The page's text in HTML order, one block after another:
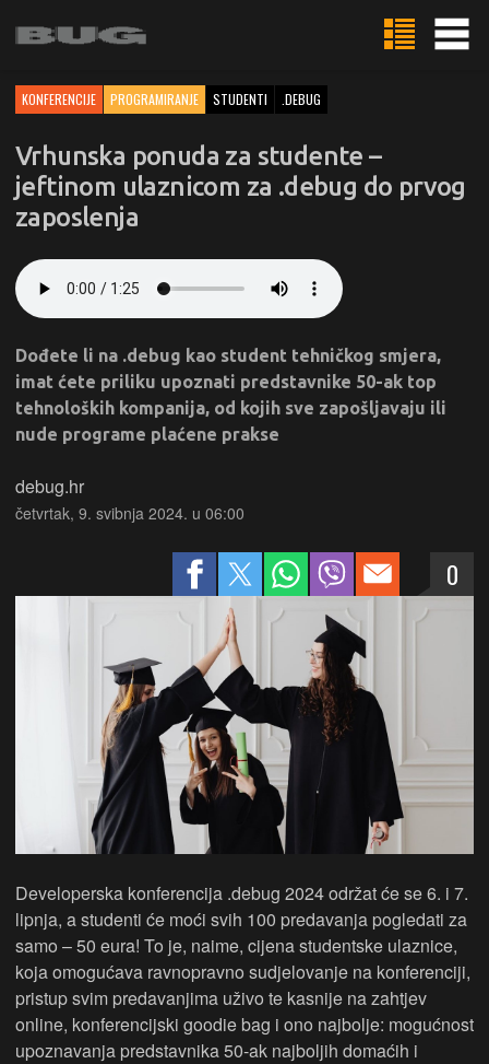
KONFERENCIJE PROGRAMIRANJE STUDENTI .DEBUG
Vrhunska ponuda za studente –
jeftinom ulaznicom za .debug do prvog
zaposlenja
Dođete li na .debug kao student tehničkog smjera,
imat ćete priliku upoznati predstavnike 50-ak top
tehnoloških kompanija, od kojih sve zapošljavaju ili
nude programe plaćene prakse
debug.hr
četvrtak, 9. svibnja 2024. u 06:00
0
Developerska konferencija .debug 2024 održat će se 6. i 7.
lipnja, a studenti će moći svih 100 predavanja pogledati za
samo – 50 eura! To je, naime, cijena studentske ulaznice,
koja omogućava ravnopravno sudjelovanje na konferenciji,
pristup svim predavanjima uživo te kasnije na zahtjev
online, konferencijski goodie bag i ono najbolje: mogućnost
upoznavanja predstavnika 50-ak najboljih domaćih i